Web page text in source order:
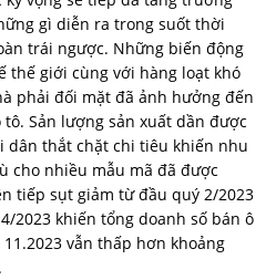
gì diễn ra trong suốt thời
trái ngược. Những biến động
giới cùng với hàng loạt khó
phải đối mặt đã ảnh hưởng đến
Sản lượng sản xuất dần được
dân thắt chặt chi tiêu khiến nhu
cho nhiều mẫu mã đã được
tiếp sụt giảm từ đầu quý 2/2023
2023 khiến tổng doanh số bán ô
vẫn thấp hơn khoảng